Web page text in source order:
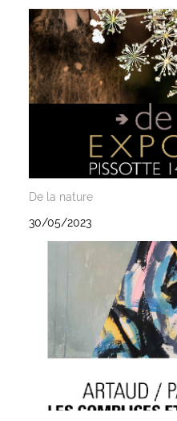
De la nature
30/05/2023